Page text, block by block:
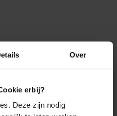
Over
erbij?
Deze zijn nodig